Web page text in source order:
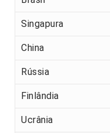
Singapura
China
Rússia
Finlândia
Ucrânia